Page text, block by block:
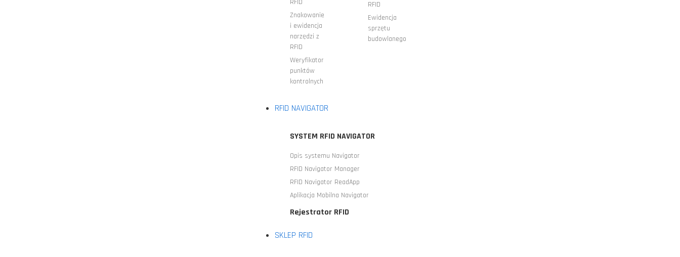
RFID
Znakowanie
i ewidencja
narzędzi z
RFID
Weryfikator
punktów
kontrolnych
RFID
Ewidencja
sprzętu
budowlanego
RFID NAVIGATOR
SYSTEM RFID NAVIGATOR
Opis systemu Navigator
RFID Navigator Manager
RFID Navigator ReadApp
Aplikacja Mobilna Navigator
Rejestrator RFID
SKLEP RFID